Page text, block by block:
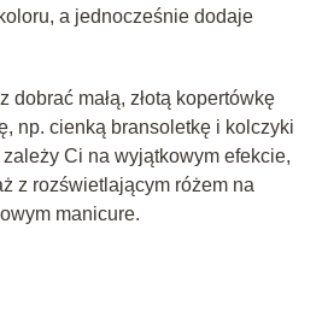
a jednocześnie dodaje
dobrać małą, złotą kopertówkę
np. cienką bransoletkę i kolczyki
Ci na wyjątkowym efekcie,
z rozświetlającym różem na
manicure.